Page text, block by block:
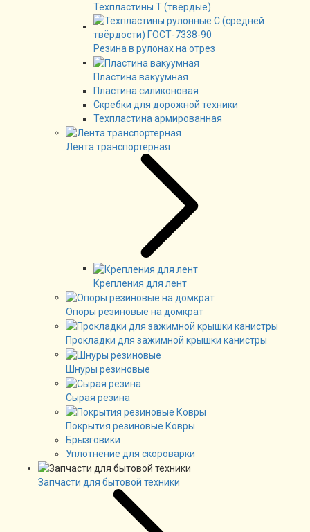
Техпластины Т (твёрдые)
Резина в рулонах на отрез
Пластина вакуумная
Пластина силиконовая
Скребки для дорожной техники
Техпластина армированная
Лента транспортерная
Крепления для лент
Опоры резиновые на домкрат
Прокладки для зажимной крышки канистры
Шнуры резиновые
Сырая резина
Покрытия резиновые Ковры
Брызговики
Уплотнение для скороварки
Запчасти для бытовой техники